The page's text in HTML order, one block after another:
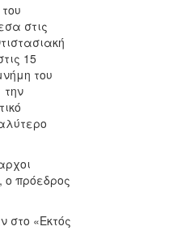
στις
15
του
o πρόεδρος
στο «Εκτός